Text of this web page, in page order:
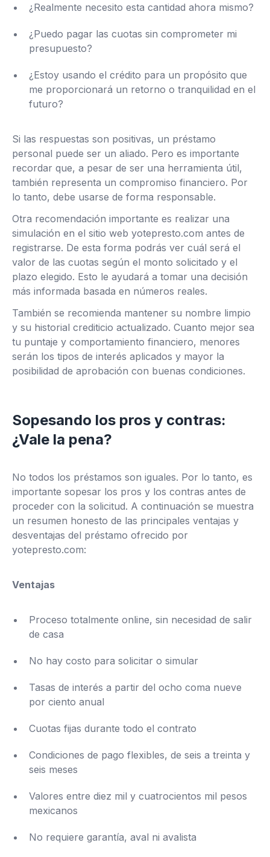
¿Realmente necesito esta cantidad ahora mismo?
¿Puedo pagar las cuotas sin comprometer mi
presupuesto?
¿Estoy usando el crédito para un propósito que
me proporcionará un retorno o tranquilidad en el
futuro?
Si las respuestas son positivas, un préstamo
personal puede ser un aliado. Pero es importante
recordar que, a pesar de ser una herramienta útil,
también representa un compromiso financiero. Por
lo tanto, debe usarse de forma responsable.
Otra recomendación importante es realizar una
simulación en el sitio web yotepresto.com antes de
registrarse. De esta forma podrás ver cuál será el
valor de las cuotas según el monto solicitado y el
plazo elegido. Esto le ayudará a tomar una decisión
más informada basada en números reales.
También se recomienda mantener su nombre limpio
y su historial crediticio actualizado. Cuanto mejor sea
tu puntaje y comportamiento financiero, menores
serán los tipos de interés aplicados y mayor la
posibilidad de aprobación con buenas condiciones.
Sopesando los pros y contras:
¿Vale la pena?
No todos los préstamos son iguales. Por lo tanto, es
importante sopesar los pros y los contras antes de
proceder con la solicitud. A continuación se muestra
un resumen honesto de las principales ventajas y
desventajas del préstamo ofrecido por
yotepresto.com:
Ventajas
Proceso totalmente online, sin necesidad de salir
de casa
No hay costo para solicitar o simular
Tasas de interés a partir del ocho coma nueve
por ciento anual
Cuotas fijas durante todo el contrato
Condiciones de pago flexibles, de seis a treinta y
seis meses
Valores entre diez mil y cuatrocientos mil pesos
mexicanos
No requiere garantía, aval ni avalista